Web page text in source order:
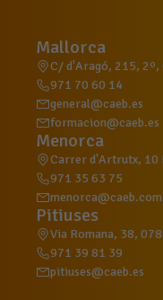
Mallorca
C/ d'Aragó, 215, 2º,
971 70 60 14
general@caeb.es
formacion@caeb.es
Menorca
Carrer d'Artrutx, 10
971 35 63 75
Pitiuses
Via Romana, 38,
971 39 81 39
pitiuses@caeb.es